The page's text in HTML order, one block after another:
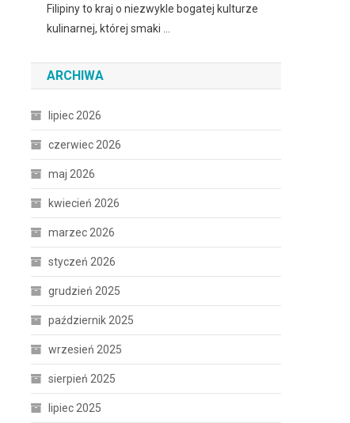
Filipiny to kraj o niezwykle bogatej kulturze
kulinarnej, której smaki …
ARCHIWA
lipiec 2026
czerwiec 2026
maj 2026
kwiecień 2026
marzec 2026
styczeń 2026
grudzień 2025
październik 2025
wrzesień 2025
sierpień 2025
lipiec 2025